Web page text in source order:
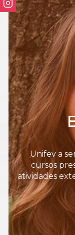
Unifev a
cursos
atividades